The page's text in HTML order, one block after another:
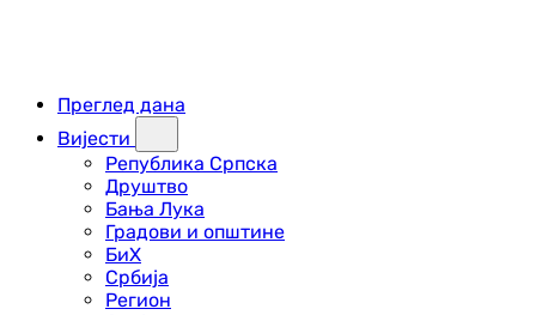
Преглед дана
Вијести
Република Српска
Друштво
Бања Лука
Градови и општине
БиХ
Србија
Регион